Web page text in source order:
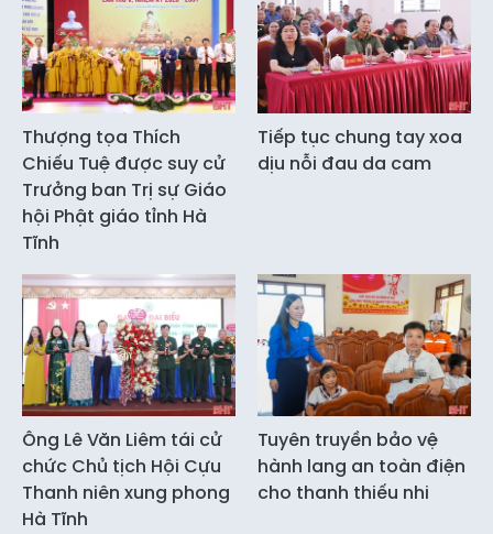
Thượng tọa Thích
Chiếu Tuệ được suy cử
Trưởng ban Trị sự Giáo
hội Phật giáo tỉnh Hà
Tĩnh
Tiếp tục chung tay xoa
dịu nỗi đau da cam
Ông Lê Văn Liêm tái cử
chức Chủ tịch Hội Cựu
Thanh niên xung phong
Hà Tĩnh
Tuyên truyền bảo vệ
hành lang an toàn điện
cho thanh thiếu nhi